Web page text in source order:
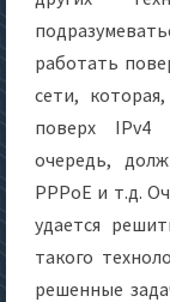
работать
сети,
поверх IPv4
очередь,
PPPoE и т.д.
удается
такого
решенные